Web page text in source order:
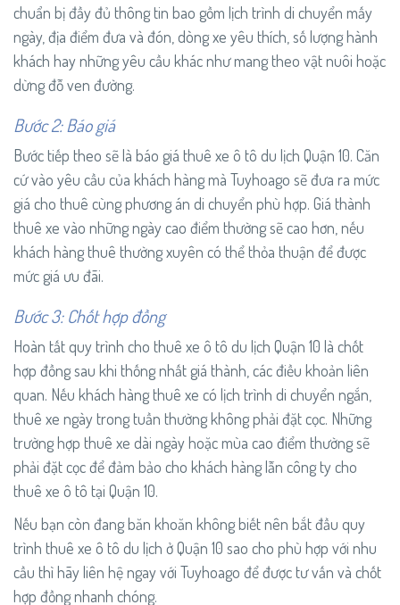
chuẩn bị đầy đủ thông tin bao gồm lịch trình di chuyển mấy
ngày, địa điểm đưa và đón, dòng xe yêu thích, số lượng hành
khách hay những yêu cầu khác như mang theo vật nuôi hoặc
dừng đỗ ven đường.
Bước 2: Báo giá
Bước tiếp theo sẽ là báo giá thuê xe ô tô du lịch Quận 10. Căn
cứ vào yêu cầu của khách hàng mà Tuyhoago sẽ đưa ra mức
giá cho thuê cùng phương án di chuyển phù hợp. Giá thành
thuê xe vào những ngày cao điểm thường sẽ cao hơn, nếu
khách hàng thuê thường xuyên có thể thỏa thuận để được
mức giá ưu đãi.
Bước 3: Chốt hợp đồng
Hoàn tất quy trình cho thuê xe ô tô du lịch Quận 10 là chốt
hợp đồng sau khi thống nhất giá thành, các điều khoản liên
quan. Nếu khách hàng thuê xe có lịch trình di chuyển ngắn,
thuê xe ngày trong tuần thường không phải đặt cọc. Những
trường hợp thuê xe dài ngày hoặc mùa cao điểm thường sẽ
phải đặt cọc để đảm bảo cho khách hàng lẫn công ty cho
thuê xe ô tô tại Quận 10.
Nếu bạn còn đang băn khoăn không biết nên bắt đầu quy
trình thuê xe ô tô du lịch ở Quận 10 sao cho phù hợp với nhu
cầu thì hãy liên hệ ngay với Tuyhoago để được tư vấn và chốt
hợp đồng nhanh chóng.